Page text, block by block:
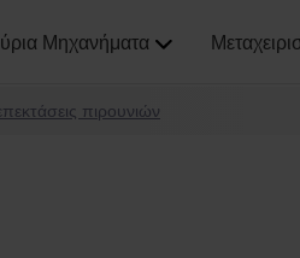
Μηχανήματα
πιρουνιών